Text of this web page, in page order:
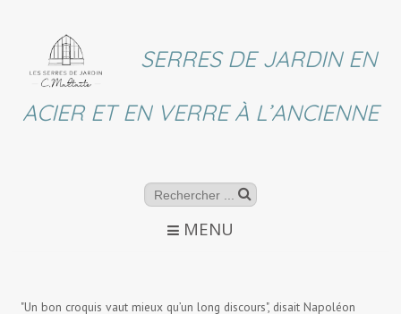
SERRES DE JARDIN EN
ACIER ET EN VERRE À L’ANCIENNE
MENU
"Un bon croquis vaut mieux qu’un long discours", disait Napoléon